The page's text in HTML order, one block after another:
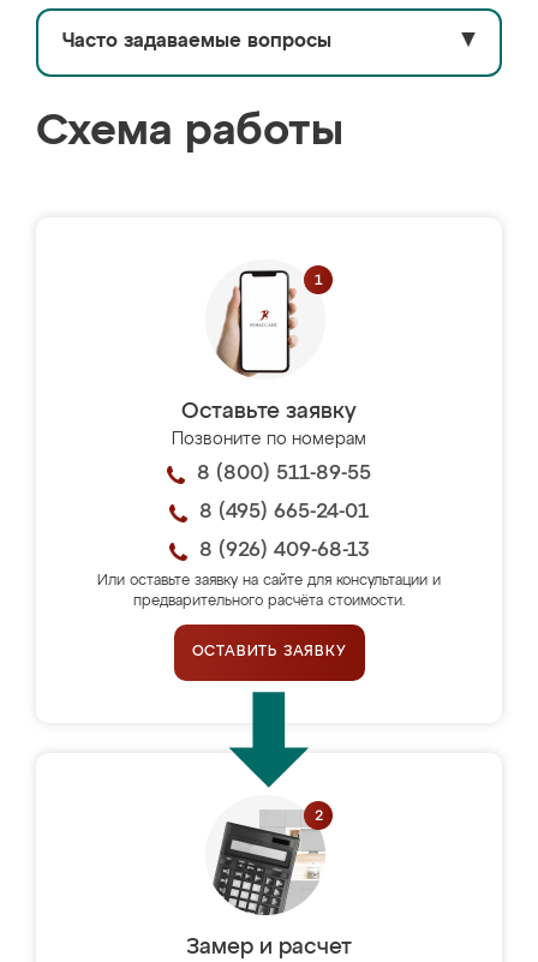
Часто задаваемые вопросы ▼
Схема работы
Оставьте заявку
Позвоните по номерам
8 (800) 511-89-55
8 (495) 665-24-01
8 (926) 409-68-13
Или оставьте заявку на сайте для консультации и
предварительного расчёта стоимости.
ОСТАВИТЬ ЗАЯВКУ
Замер и расчет